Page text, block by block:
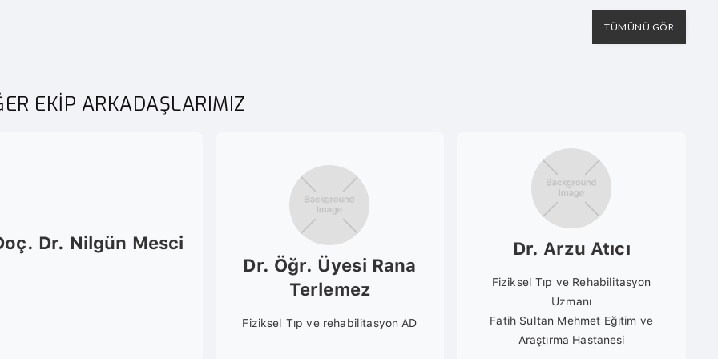
TÜMÜNÜ GÖR
EKİP ARKADAŞLARIMIZ
Dr. Nilgün Mesci
Dr. Öğr. Üyesi Rana
Terlemez
Fiziksel Tıp ve rehabilitasyon AD
Dr. Arzu Atıcı
Fiziksel Tıp ve Rehabilitasyon
Uzmanı
Fatih Sultan Mehmet Eğitim ve
Araştırma Hastanesi